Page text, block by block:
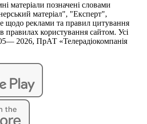
матеріали позначені словами
матеріал", "Експерт",
щодо реклами та правил цитування
користування сайтом. Усі
2026, ПрАТ «Телерадіокомпанія